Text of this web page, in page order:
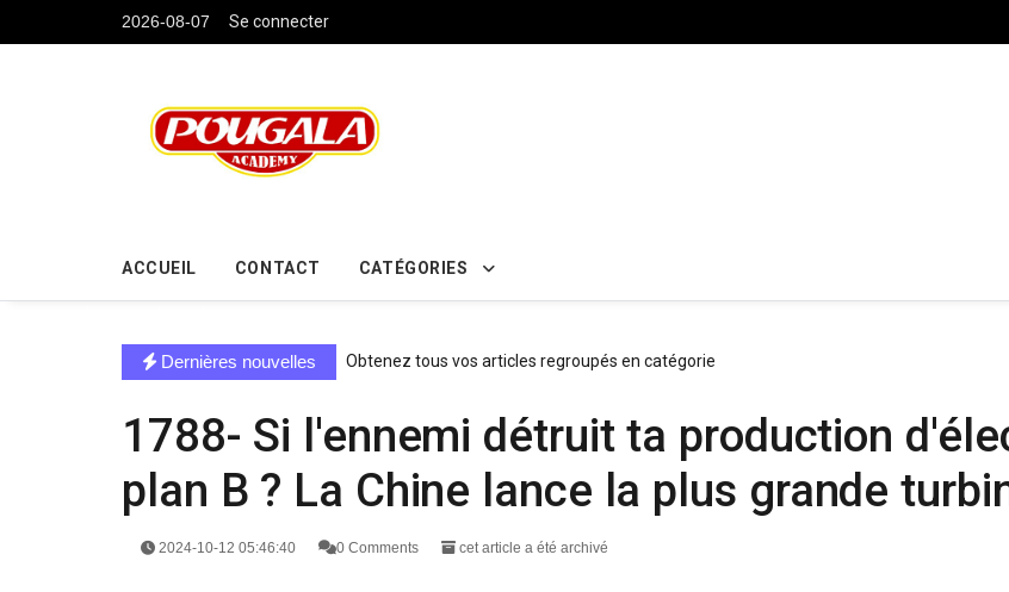
2026-08-07 Se connecter
ACCUEIL CONTACT CATÉGORIES
Dernières nouvelles Obtenez tous vos articles regroupés en catégorie
1788- Si l'ennemi détruit ta production
plan B ? La Chine lance la plus grande
2024-10-12 05:46:40 0 Comments cet article a été archivé